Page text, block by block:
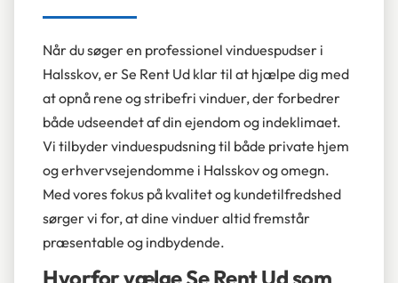
Når du søger en professionel vinduespudser i
Halsskov, er Se Rent Ud klar til at hjælpe dig med
at opnå rene og stribefri vinduer, der forbedrer
både udseendet af din ejendom og indeklimaet.
Vi tilbyder vinduespudsning til både private hjem
og erhvervsejendomme i Halsskov og omegn.
Med vores fokus på kvalitet og kundetilfredshed
sørger vi for, at dine vinduer altid fremstår
præsentable og indbydende.